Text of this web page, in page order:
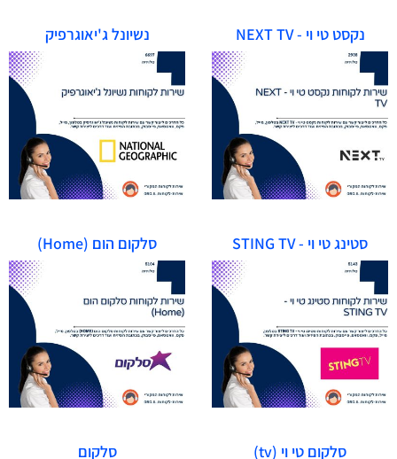
נקסט טי וי - NEXT TV נשיונל ג'יאוגרפיק
סטינג טי וי - STING TV סלקום הום (Home)
סלקום טי וי (tv) סלקום